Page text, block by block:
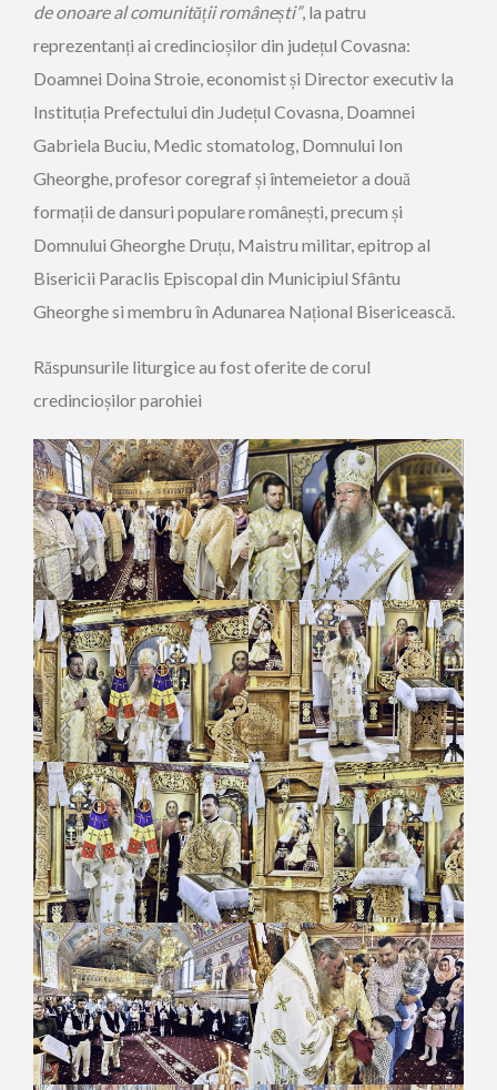
de onoare al comunității românești”, la patru
reprezentanți ai credincioșilor din județul Covasna:
Doamnei Doina Stroie, economist și Director executiv la
Instituția Prefectului din Județul Covasna, Doamnei
Gabriela Buciu, Medic stomatolog, Domnului Ion
Gheorghe, profesor coregraf și întemeietor a două
formații de dansuri populare românești, precum și
Domnului Gheorghe Druțu, Maistru militar, epitrop al
Bisericii Paraclis Episcopal din Municipiul Sfântu
Gheorghe si membru în Adunarea Național Bisericească.
Răspunsurile liturgice au fost oferite de corul
credincioșilor parohiei